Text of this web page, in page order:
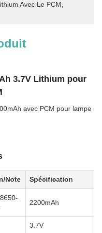
Avec Le PCM
3.7V Lithium pour
avec PCM pour lampe
Note Spécification
2200mAh
3.7V